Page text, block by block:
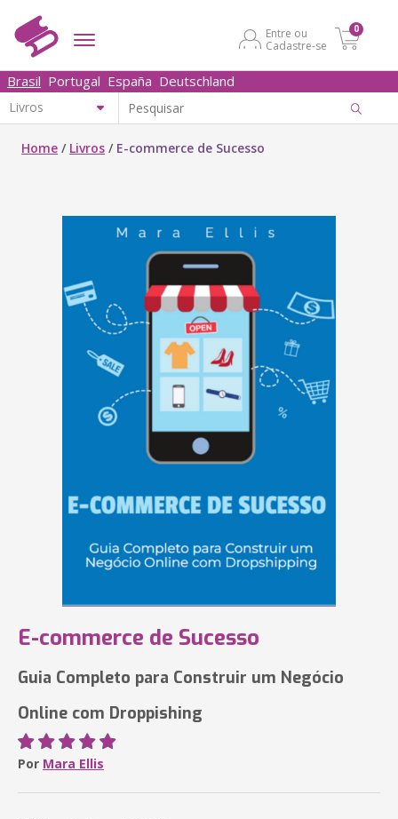
Entre ou
Cadastre-se
0
Brasil Portugal España Deutschland
Home / Livros / E-commerce de Sucesso
E-commerce de Sucesso
Guia Completo para Construir um Negócio
Online com Droppishing
Por Mara Ellis